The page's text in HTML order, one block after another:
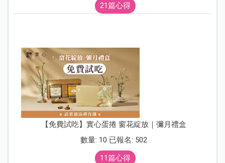
21篇心得
【免費試吃】實心蛋捲 窗花綻放｜彌月禮盒
數量: 10 已報名: 502
11篇心得